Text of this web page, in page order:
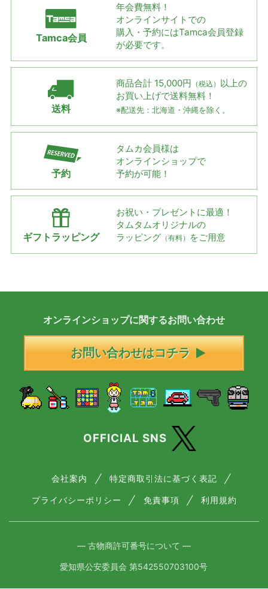
Tamca会員
年会費無料！
オンラインサイトでの
購入・予約にはTamca会員登録
が必要です。
送料
商品合計 15,000円 （税込） 以上の
お買い上げで送料無料！
※配送先：北海道・沖縄を除く。
予約
タムカ会員様は
オンラインショップで
予約が可能！
ギフトラッピング
お祝い・プレゼントに最適！
タムタムオリジナルの
ラッピング （有料） をご用意
オンラインショップに関するお問い合わせ
お問い合わせはコチラ
OFFICIAL SNS
会社案内 特定商取引法に基づく表記
プライバシーポリシー 免責事項 利用規約
― 古物商許可番号について ―
愛知県公安委員会 第542550703100号